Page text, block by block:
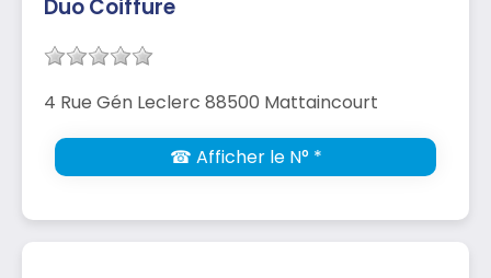
Duo Coiffure
4 Rue Gén Leclerc 88500 Mattaincourt
☎ Afficher le N° *